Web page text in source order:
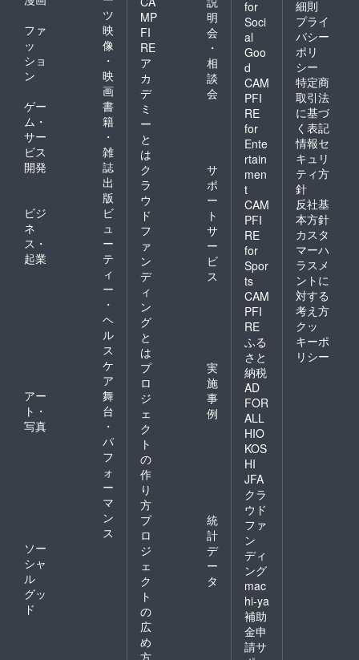
ナーに作曲、そして出演。
また、多くのテレビCMやラ
ジオ番組に出演。1992年、
ヴォーカル教室の開始、ゴ
スペルミュージックワーク
ショップを形成するため
ラッカー・ゴスペル・ミニ
ストリーの主宰となる。国
内初となる日本人に向けた
ゴスペル・ワークショップ
を開催した。各地でワーク
ショップをきっかけに結成
したゴスペル・クワイヤの
指導。多くの人々にゴスペ
ル音楽を広めたパイオニア
として知られている。現
在、各地のゴスペル・クワ
イヤ（聖歌隊）の指導、
ワークショップ、奏楽者セ
ミナー、指揮者セミナーを
通してゴスペルを受継ぐ
人々を育てると共に、教
会、学校、結婚式や各地域
においてのコンサートに出
演。 また、自ら作詞・作曲
を手がけたゴスペルの楽譜
やピアノ奏者のための教本
https://www.ronruck.com/ー
ツ
ファ
ッ
ショ
ン
映
像
・
映
画
ゲー
ム・
サー
ビス
開発
書
籍
・
雑
誌
出
版
ビジ
ネ
ス・
起業
ビ
ュ
ー
テ
ィ
ー
・
ヘ
ル
ス
ケ
ア
アー
ト・
写真
舞
台
・
パ
フ
ォ
ー
マ
ン
ス
ソー
シャ
ル
グッ
ド
MP
FI
RE
ア
カ
デ
ミ
ー
と
は
明
会
・
相
談
会
ク
ラ
ウ
ド
フ
ァ
ン
デ
ィ
ン
グ
と
は
サ
ポ
ー
ト
サ
ー
ビ
ス
プ
ロ
ジ
ェ
ク
ト
の
作
り
方
実
施
事
例
プ
ロ
ジ
ェ
ク
ト
の
広
め
方
統
計
デ
ー
タ
for
Soci
al
Goo
d
CAM
PFI
RE
for
Ente
rtain
men
t
CAM
PFI
RE
for
Spor
ts
CAM
PFI
RE
ふる
さと
納税
AD
FOR
ALL
HIO
KOS
HI
JFA
クラ
ウド
ファ
ン
ディ
ング
mac
hi-ya
補助
金申
請サ
細則
プライ
バシー
ポリ
シー
特定商
取引法
に基づ
く表記
情報セ
キュリ
ティ方
針
反社基
本方針
カスタ
マーハ
ラスメ
ントに
対する
考え方
クッ
キーポ
リシー